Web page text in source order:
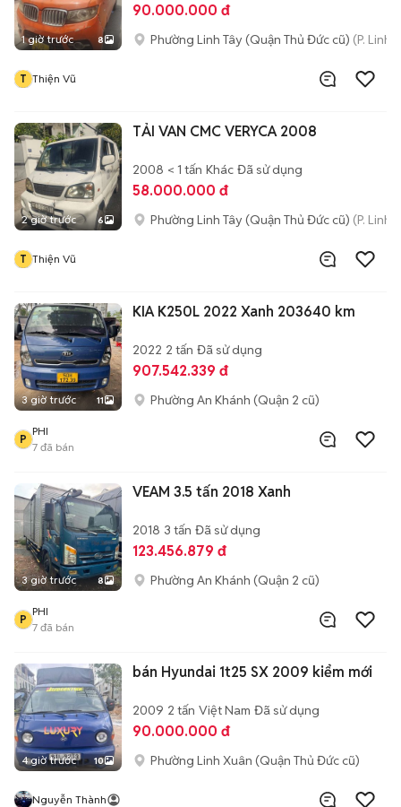
1 giờ trước 8
90.000.000 đ
Phường Linh Tây (Quận Thủ Đức cũ) (P. Linh
T Thiện Vũ
2 giờ trước 6
TẢI VAN CMC VERYCA 2008
2008 < 1 tấn Khác Đã sử dụng
58.000.000 đ
Phường Linh Tây (Quận Thủ Đức cũ) (P. Linh
T Thiện Vũ
3 giờ trước 11
KIA K250L 2022 Xanh 203640 km
2022 2 tấn Đã sử dụng
907.542.339 đ
Phường An Khánh (Quận 2 cũ)
P
PHI
7 đã bán
3 giờ trước 8
VEAM 3.5 tấn 2018 Xanh
2018 3 tấn Đã sử dụng
123.456.879 đ
Phường An Khánh (Quận 2 cũ)
P
PHI
7 đã bán
4 giờ trước 10
bán Hyundai 1t25 SX 2009 kiểm mới
2009 2 tấn Việt Nam Đã sử dụng
90.000.000 đ
Phường Linh Xuân (Quận Thủ Đức cũ)
Nguyễn Thành